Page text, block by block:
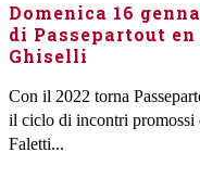
Domenica 16
di Passepartout
Ghiselli
Con il 2022 torna
il ciclo di incontri promossi
Faletti...